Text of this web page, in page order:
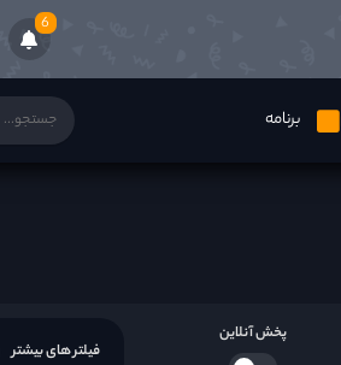
6
برنامه
پخش آنلاین
فیلتر های بیشتر